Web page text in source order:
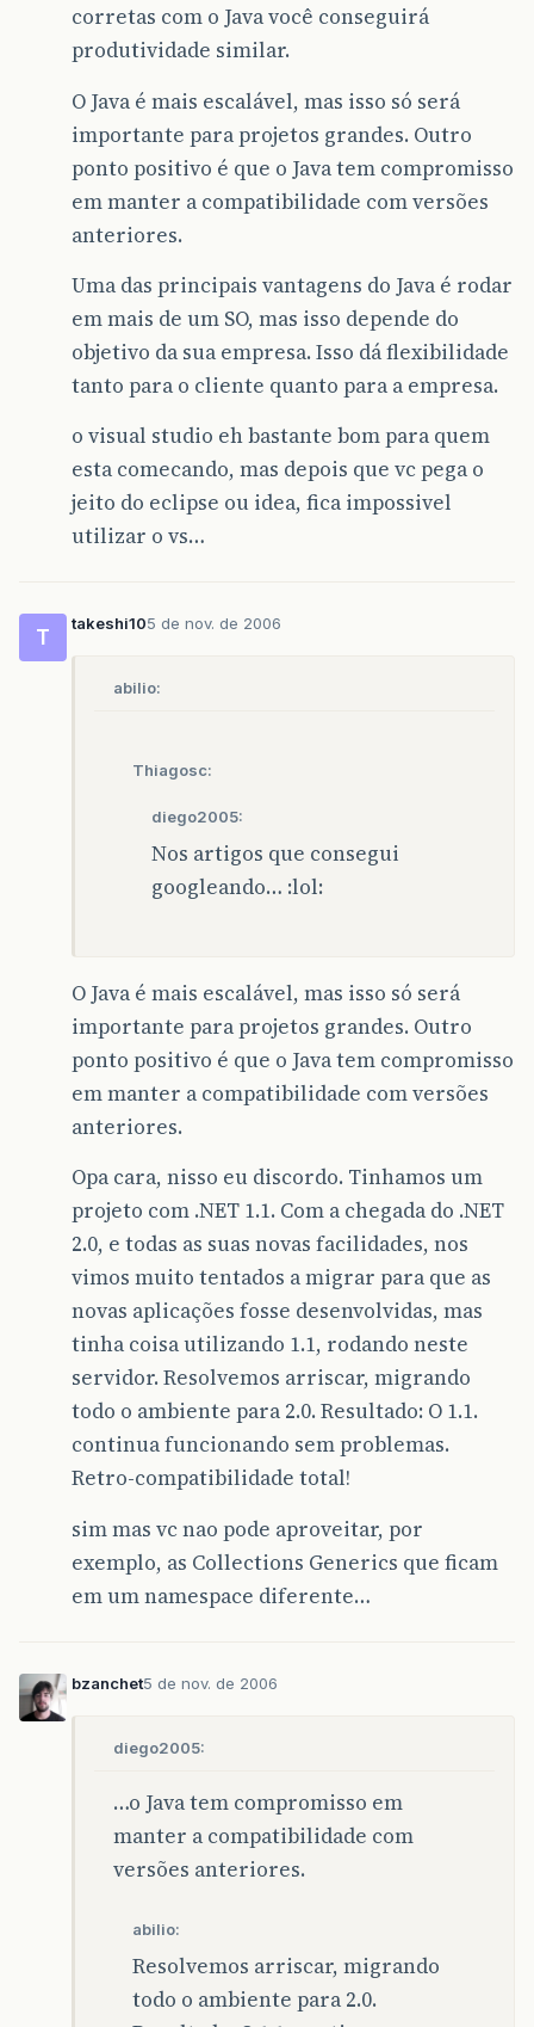
corretas com o Java você conseguirá
produtividade similar.
O Java é mais escalável, mas isso só será
importante para projetos grandes. Outro
ponto positivo é que o Java tem compromisso
em manter a compatibilidade com versões
anteriores.
Uma das principais vantagens do Java é rodar
em mais de um SO, mas isso depende do
objetivo da sua empresa. Isso dá flexibilidade
tanto para o cliente quanto para a empresa.
o visual studio eh bastante bom para quem
esta comecando, mas depois que vc pega o
jeito do eclipse ou idea, fica impossivel
utilizar o vs…
T
takeshi105 de nov. de 2006
abilio:
Thiagosc:
diego2005:
Nos artigos que consegui
googleando… :lol:
O Java é mais escalável, mas isso só será
importante para projetos grandes. Outro
ponto positivo é que o Java tem compromisso
em manter a compatibilidade com versões
anteriores.
Opa cara, nisso eu discordo. Tinhamos um
projeto com .NET 1.1. Com a chegada do .NET
2.0, e todas as suas novas facilidades, nos
vimos muito tentados a migrar para que as
novas aplicações fosse desenvolvidas, mas
tinha coisa utilizando 1.1, rodando neste
servidor. Resolvemos arriscar, migrando
todo o ambiente para 2.0. Resultado: O 1.1.
continua funcionando sem problemas.
Retro-compatibilidade total!
sim mas vc nao pode aproveitar, por
exemplo, as Collections Generics que ficam
em um namespace diferente…
bzanchet5 de nov. de 2006
diego2005:
…o Java tem compromisso em
manter a compatibilidade com
versões anteriores.
abilio:
Resolvemos arriscar, migrando
todo o ambiente para 2.0.